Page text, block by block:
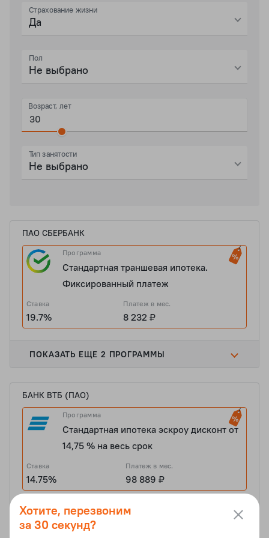
Страхование жизни
Да
Пол
Не выбрано
Возраст, лет
Тип занятости
Не выбрано
ПАО СБЕРБАНК
Программа
Стандартная траншевая ипотека.
Фиксированный платеж
Ставка
19.7%
Платеж в мес.
8 232 ₽
ПОКАЗАТЬ ЕЩЕ 2 ПРОГРАММЫ
БАНК ВТБ (ПАО)
Программа
Стандартная ипотека эскроу дисконт от
14,75 % на весь срок
Ставка
14.75%
Платеж в мес.
98 889 ₽
ПОКАЗАТЬ ЕЩЕ 1 ПРОГРАММУ
Хотите, перезвоним
за 30 секунд?